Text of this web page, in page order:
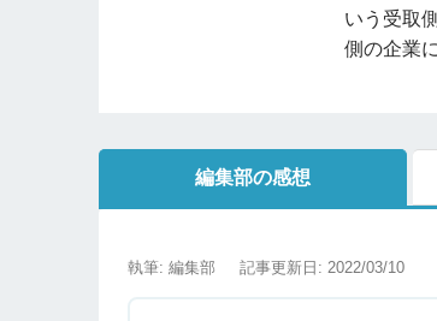
いう受取
側の企業
編集部の感想
執筆: 編集部 記事更新日: 2022/03/10